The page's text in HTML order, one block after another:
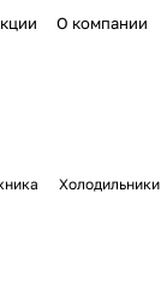
О компании
Холодильники